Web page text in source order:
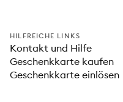
HILFREICHE LINKS
Kontakt und Hilfe
Geschenkkarte kaufen
Geschenkkarte einlösen